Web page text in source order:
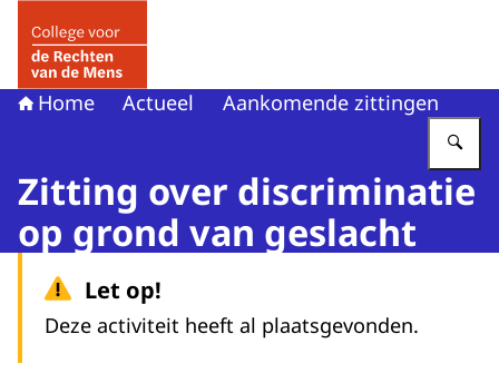
Home Actueel Aankomende zittingen
Zitting over discriminatie
op grond van geslacht
Let op!
Deze activiteit heeft al plaatsgevonden.